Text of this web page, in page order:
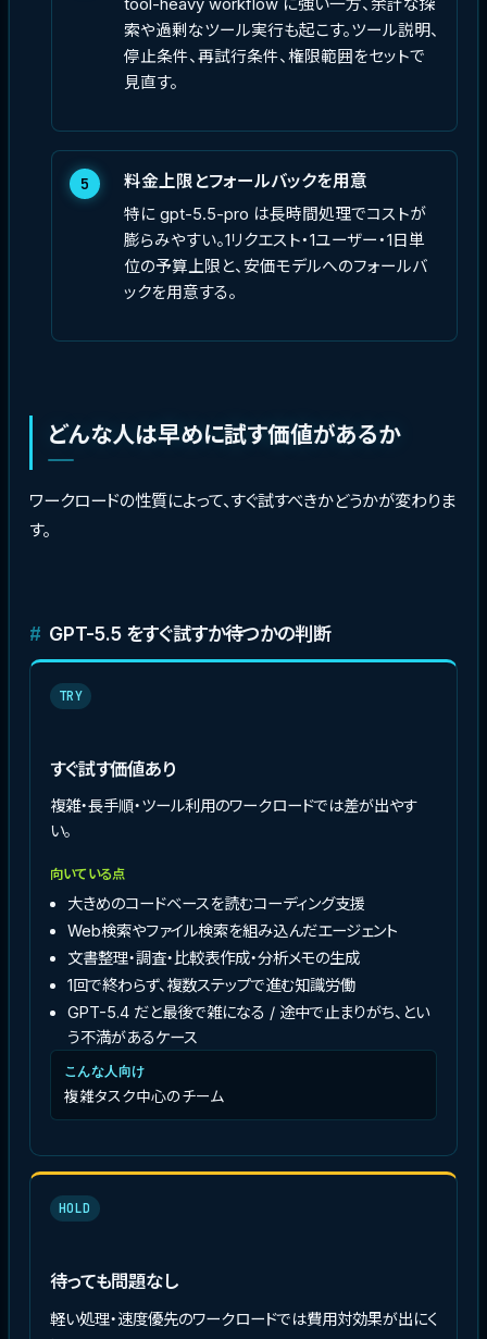
tool-heavy workflow に強い一方、余計な探
索や過剰なツール実行も起こす。ツール説明、
停止条件、再試行条件、権限範囲をセットで
見直す。
5 料金上限とフォールバックを用意
特に gpt-5.5-pro は長時間処理でコストが
膨らみやすい。1リクエスト・1ユーザー・1日単
位の予算上限と、安価モデルへのフォールバ
ックを用意する。
どんな人は早めに試す価値があるか
ワークロードの性質によって、すぐ試すべきかどうかが変わりま
す。
GPT-5.5 をすぐ試すか待つかの判断
TRY
すぐ試す価値あり
複雑・長手順・ツール利用のワークロードでは差が出やす
い。
向いている点
大きめのコードベースを読むコーディング支援
Web検索やファイル検索を組み込んだエージェント
文書整理・調査・比較表作成・分析メモの生成
1回で終わらず、複数ステップで進む知識労働
GPT-5.4 だと最後で雑になる / 途中で止まりがち、とい
う不満があるケース
こんな人向け
複雑タスク中心のチーム
HOLD
待っても問題なし
軽い処理・速度優先のワークロードでは費用対効果が出にく